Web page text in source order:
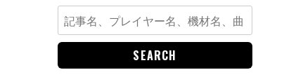
Search
for: